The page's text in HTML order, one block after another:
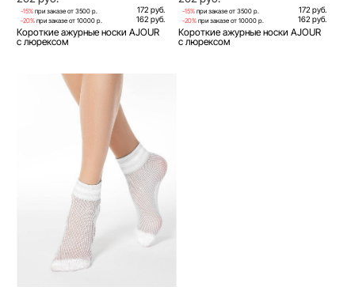
-15% при заказе от 3500 р. 172 руб.
-20% при заказе от 10000 р. 162 руб.
Короткие ажурные носки AJOUR
с люрексом
-15% при заказе от 3500 р. 172 руб.
-20% при заказе от 10000 р. 162 руб.
Короткие ажурные носки AJOUR
с люрексом